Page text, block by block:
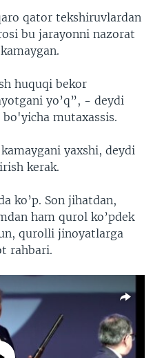
qator tekshiruvlardan
bu jarayonni nazorat
huquqi bekor
yo’q”, - deydi
mutaxassis.
yaxshi, deydi
kerak.
ko’p. Son jihatdan,
ham qurol ko’pdek
qurolli jinoyatlarga
rahbari.
currently available